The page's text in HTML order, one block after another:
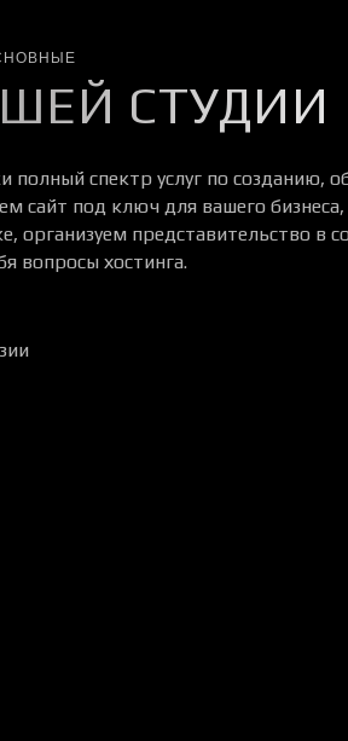
СТУДИИ
полный спектр услуг по созданию,
сайт под ключ для вашего
организуем представительство в
вопросы хостинга.